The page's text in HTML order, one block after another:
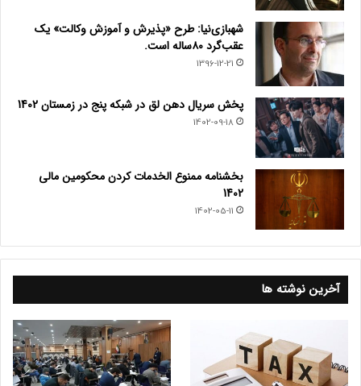
شهبازی‌نیا: طرح «پذیرش و آموزش وکالت» یک
عقب‌گرد ۸۰ساله است.
1396-12-21
پخش سریال دهن لق در شبکه پنج در زمستان 1402
1402-09-18
بخشنامه ممنوع الخدمات کردن محکومین مالی
1402
1402-05-11
آخرین نوشته ها